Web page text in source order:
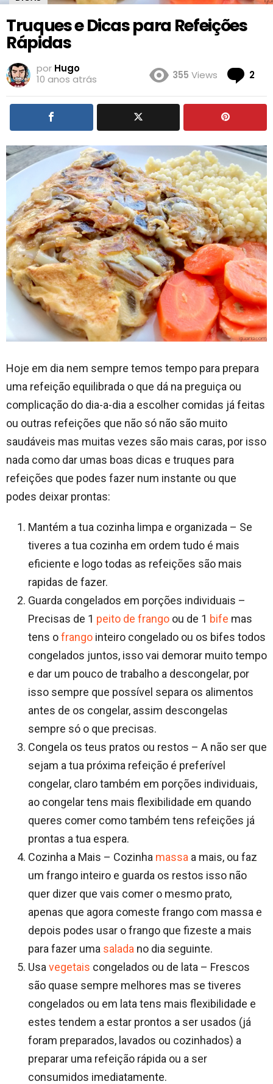
Truques e Dicas para Refeições
Rápidas
por Hugo
10 anos atrás
355 Views 2
Hoje em dia nem sempre temos tempo para prepara
uma refeição equilibrada o que dá na preguiça ou
complicação do dia-a-dia a escolher comidas já feitas
ou outras refeições que não só não são muito
saudáveis mas muitas vezes são mais caras, por isso
nada como dar umas boas dicas e truques para
refeições que podes fazer num instante ou que
podes deixar prontas:
Mantém a tua cozinha limpa e organizada – Se
tiveres a tua cozinha em ordem tudo é mais
eficiente e logo todas as refeições são mais
rapidas de fazer.
Guarda congelados em porções individuais –
Precisas de 1 peito de frango ou de 1 bife mas
tens ofrango inteiro congelado ou os bifes todos
congelados juntos, isso vai demorar muito tempo
e dar um pouco de trabalho a descongelar, por
isso sempre que possível separa os alimentos
antes de os congelar, assim descongelas
sempre só o que precisas.
Congela os teus pratos ou restos – A não ser que
sejam a tua próxima refeição é preferível
congelar, claro também em porções individuais,
ao congelar tens mais flexibilidade em quando
queres comer como também tens refeições já
prontas a tua espera.
Cozinha a Mais – Cozinha massa a mais, ou faz
um frango inteiro e guarda os restos isso não
quer dizer que vais comer o mesmo prato,
apenas que agora comeste frango com massa e
depois podes usar o frango que fizeste a mais
para fazer uma salada no dia seguinte.
Usa vegetais congelados ou de lata – Frescos
são quase sempre melhores mas se tiveres
congelados ou em lata tens mais flexibilidade e
estes tendem a estar prontos a ser usados (já
foram preparados, lavados ou cozinhados) a
preparar uma refeição rápida ou a ser
consumidos imediatamente.